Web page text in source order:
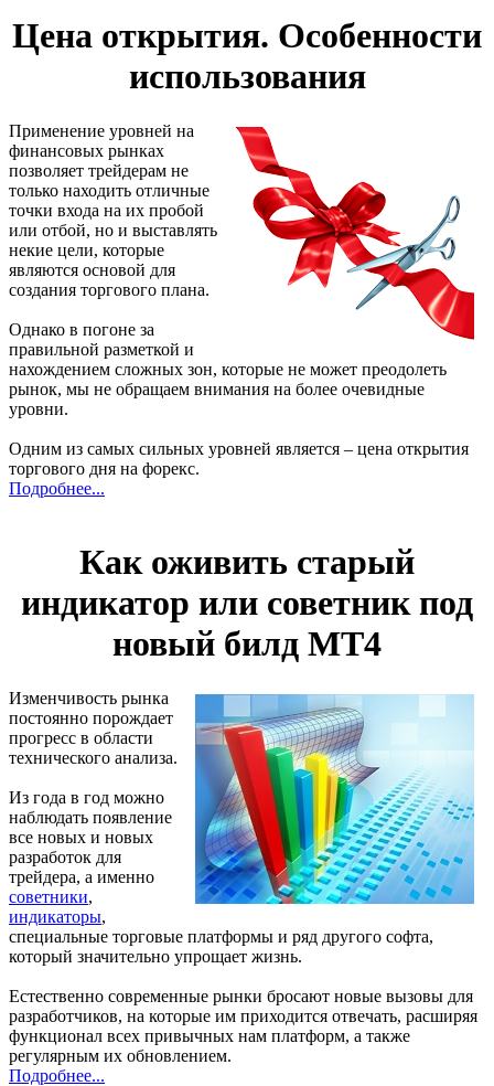
Цена открытия. Особенности
использования
Применение уровней на
финансовых рынках
позволяет трейдерам не
только находить отличные
точки входа на их пробой
или отбой, но и выставлять
некие цели, которые
являются основой для
создания торгового плана.
Однако в погоне за
правильной разметкой и
нахождением сложных зон, которые не может преодолеть
рынок, мы не обращаем внимания на более очевидные
уровни.
Одним из самых сильных уровней является – цена открытия
торгового дня на форекс.
Подробнее...
Как оживить старый
индикатор или советник под
новый билд МТ4
Изменчивость рынка
постоянно порождает
прогресс в области
технического анализа.
Из года в год можно
наблюдать появление
все новых и новых
разработок для
трейдера, а именно
советники,
индикаторы,
специальные торговые платформы и ряд другого софта,
который значительно упрощает жизнь.
Естественно современные рынки бросают новые вызовы для
разработчиков, на которые им приходится отвечать, расширяя
функционал всех привычных нам платформ, а также
регулярным их обновлением.
Подробнее...